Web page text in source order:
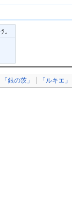
。
「銀の茨」 「ルキエ」